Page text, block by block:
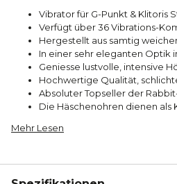
Vibrator für G-Punkt & Klitoris
Verfügt über 36 Vibrations-
Hergestellt aus samtig
In einer sehr eleganten Optik
Geniesse lustvolle, intensive
Hochwertige Qualität,
Absoluter Topseller der
Die Häschenohren dienen als
Mehr Lesen